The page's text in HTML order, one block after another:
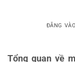
ĐĂNG VÀO
Tổng quan về